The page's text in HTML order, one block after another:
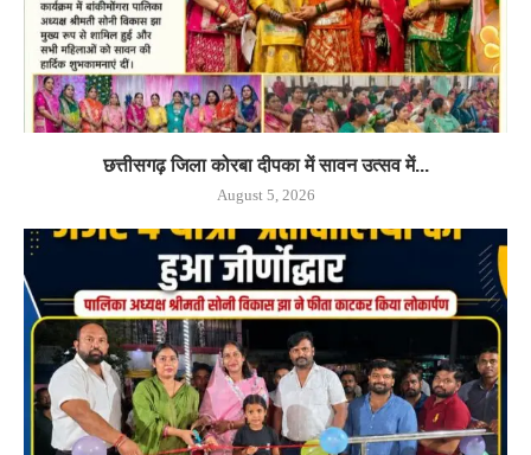
छत्तीसगढ़ जिला कोरबा दीपका में सावन उत्सव में...
August 5, 2026